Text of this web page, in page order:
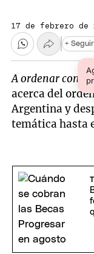
17 de febrero de
+
A ordenar con
acerca del
Argentina y
temática hasta